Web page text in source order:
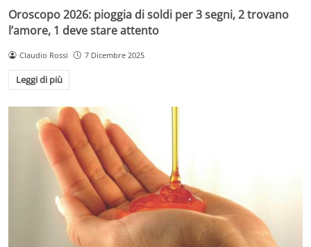
Oroscopo 2026: pioggia di soldi per 3 segni, 2 trovano
l’amore, 1 deve stare attento
Claudio Rossi 7 Dicembre 2025
Leggi di più